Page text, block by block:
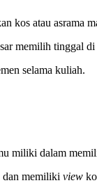
kos atau asrama
memilih tinggal
selama kuliah.
miliki dalam
dan memiliki view